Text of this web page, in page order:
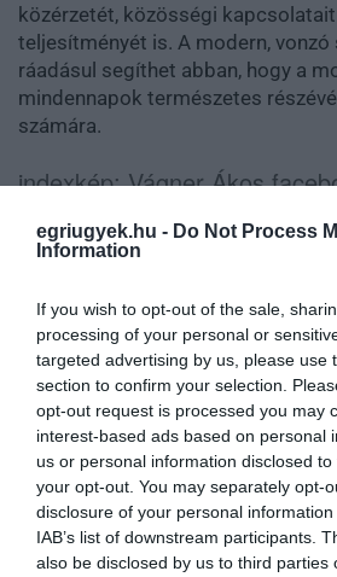
egriugyek.hu - Do Not Process
Information
If you wish to opt-out of the sale,
processing of your personal or
targeted advertising by us, please use
section to confirm your selection.
opt-out request is processed you may
interest-based ads based on personal
us or personal information disclosed
your opt-out. You may separately opt-
disclosure of your personal
IAB’s list of downstream participants.
also be disclosed by us to third parties
közérzetét, közösségi
teljesítményét is. A modern,
ráadásul segíthet abban, hogy a
mindennapok természetes
számára.
indexkép: Vágner Ákos
Ne maradjon le a legfrissebb
bennünket az EGRI ÜGYEK
VISSZA A FŐOLDALRA